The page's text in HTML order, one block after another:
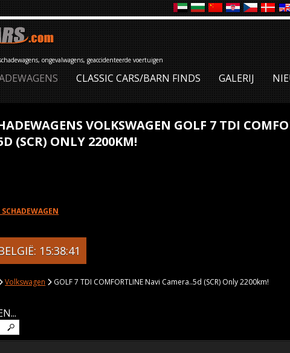
ongevalwagens, geaccidenteerde voertuigen
CLASSIC CARS/BARN FINDS GALERIJ
VOLKSWAGEN GOLF 7 TDI
(SCR) ONLY 2200KM!
15:38:41
Volkswagen GOLF 7 TDI COMFORTLINE Navi Camera..5d (SCR) Only 2200km!